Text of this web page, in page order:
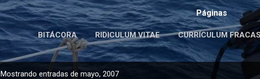
Páginas
BITÁCORA RIDICULUM VITAE CURRÍCULUM
Mostrando entradas de mayo, 2007